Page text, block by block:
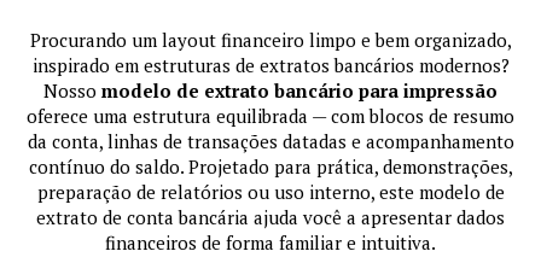
Procurando um layout financeiro limpo e bem organizado,
inspirado em estruturas de extratos bancários modernos?
Nosso modelo de extrato bancário para impressão
oferece uma estrutura equilibrada — com blocos de resumo
da conta, linhas de transações datadas e acompanhamento
contínuo do saldo. Projetado para prática, demonstrações,
preparação de relatórios ou uso interno, este modelo de
extrato de conta bancária ajuda você a apresentar dados
financeiros de forma familiar e intuitiva.